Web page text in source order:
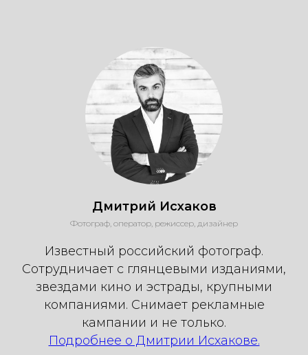
Дмитрий Исхаков
Фотограф, оператор, режиссер, дизайнер
Известный российский фотограф.
Сотрудничает с глянцевыми изданиями,
звездами кино и эстрады, крупными
компаниями. Снимает рекламные
кампании и не только.
Подробнее о Дмитрии Исхакове.